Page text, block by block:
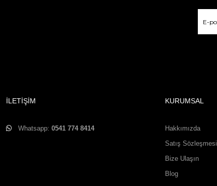
İLETİŞİM
Whatsapp: 0541 774 8414
KURUMSAL
Hakkımızda
Satış Sözleşmesi
Bize Ulaşın
Blog